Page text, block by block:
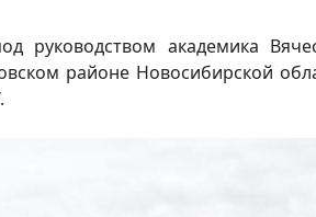
руководством академика
районе Новосибирской